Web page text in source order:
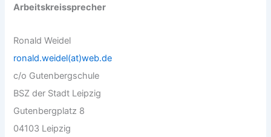
Arbeitskreissprecher
Ronald Weidel
ronald.weidel(at)web.de
c/o Gutenbergschule
BSZ der Stadt Leipzig
Gutenbergplatz 8
04103 Leipzig